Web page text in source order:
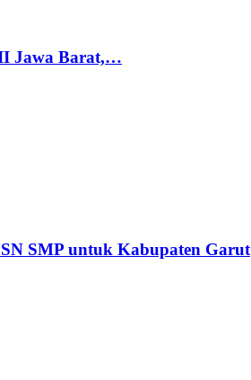
Jawa Barat,…
SMP untuk Kabupaten Garut